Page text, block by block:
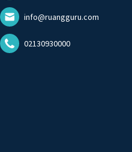
info@ruangguru.com
02130930000